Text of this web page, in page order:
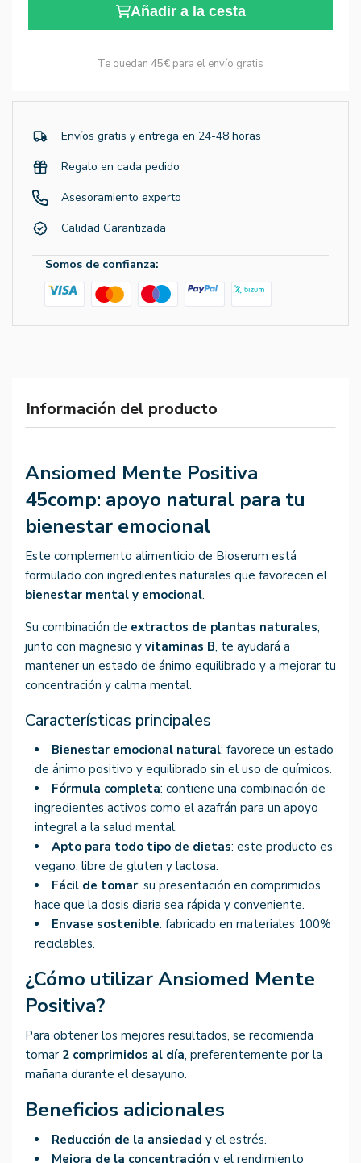
Añadir a la cesta
Te quedan 45€ para el envío gratis
Envíos gratis y entrega en 24-48 horas
Regalo en cada pedido
Asesoramiento experto
Calidad Garantizada
Somos de confianza:
Información del producto
Ansiomed Mente Positiva
45comp: apoyo natural para tu
bienestar emocional
Este complemento alimenticio de Bioserum está
formulado con ingredientes naturales que favorecen el
bienestar mental y emocional.
Su combinación de extractos de plantas naturales,
junto con magnesio y vitaminas B, te ayudará a
mantener un estado de ánimo equilibrado y a mejorar tu
concentración y calma mental.
Características principales
Bienestar emocional natural: favorece un estado
de ánimo positivo y equilibrado sin el uso de químicos.
Fórmula completa: contiene una combinación de
ingredientes activos como el azafrán para un apoyo
integral a la salud mental.
Apto para todo tipo de dietas: este producto es
vegano, libre de gluten y lactosa.
Fácil de tomar: su presentación en comprimidos
hace que la dosis diaria sea rápida y conveniente.
Envase sostenible: fabricado en materiales 100%
reciclables.
¿Cómo utilizar Ansiomed Mente
Positiva?
Para obtener los mejores resultados, se recomienda
tomar 2 comprimidos al día, preferentemente por la
mañana durante el desayuno.
Beneficios adicionales
Reducción de la ansiedad y el estrés.
Mejora de la concentración y el rendimiento